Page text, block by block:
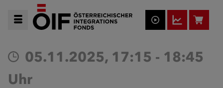
05.11.2025, 17:15 - 18:45
Uhr